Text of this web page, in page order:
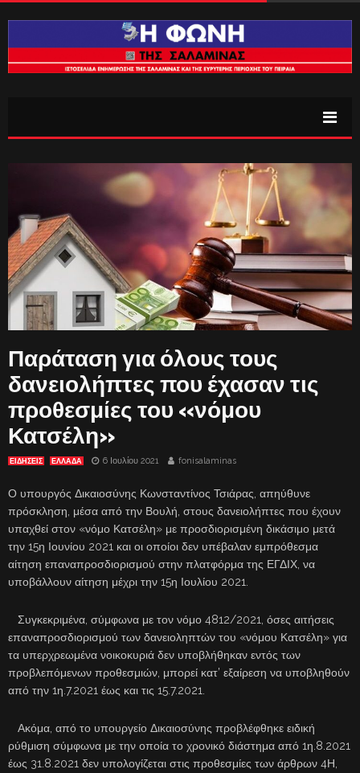
Παράταση για όλους τους
δανειολήπτες που έχασαν τις
προθεσμίες του «νόμου
Κατσέλη»
ΕΙΔΗΣΕΙΣ ΕΛΛΑΔΑ 6 Ιουλίου 2021 fonisalaminas
Ο υπουργός Δικαιοσύνης Κωνσταντίνος Τσιάρας, απηύθυνε
πρόσκληση, μέσα από την Βουλή, στους δανειολήπτες που έχουν
υπαχθεί στον «νόμο Κατσέλη» με προσδιορισμένη δικάσιμο μετά
την 15η Ιουνίου 2021 και οι οποίοι δεν υπέβαλαν εμπρόθεσμα
αίτηση επαναπροσδιορισμού στην πλατφόρμα της ΕΓΔΙΧ, να
υποβάλλουν αίτηση μέχρι την 15η Ιουλίου 2021.
Συγκεκριμένα, σύμφωνα με τον νόμο 4812/2021, όσες αιτήσεις
επαναπροσδιορισμού των δανειοληπτών του «νόμου Κατσέλη» για
τα υπερχρεωμένα νοικοκυριά δεν υποβλήθηκαν εντός των
προβλεπόμενων προθεσμιών, μπορεί κατ’ εξαίρεση να υποβληθούν
από την 1η.7.2021 έως και τις 15.7.2021.
Ακόμα, από το υπουργείο Δικαιοσύνης προβλέφθηκε ειδική
ρύθμιση σύμφωνα με την οποία το χρονικό διάστημα από 1η.8.2021
έως 31.8.2021 δεν υπολογίζεται στις προθεσμίες των άρθρων 4Η,